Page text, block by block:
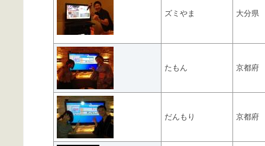
ズミやま 大分県
たもん 京都府
だんもり 京都府